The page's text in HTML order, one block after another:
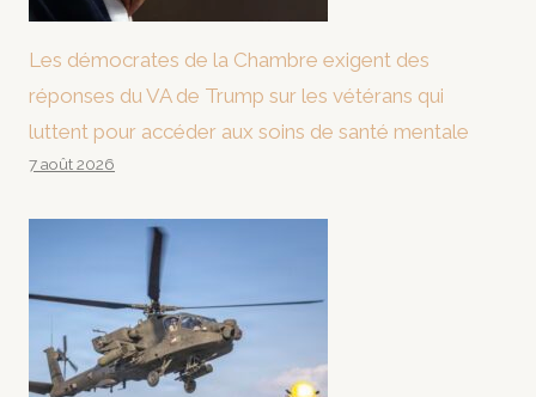
Les démocrates de la Chambre exigent des
réponses du VA de Trump sur les vétérans qui
luttent pour accéder aux soins de santé mentale
7 août 2026